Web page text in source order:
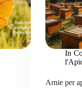
In
Arnie per